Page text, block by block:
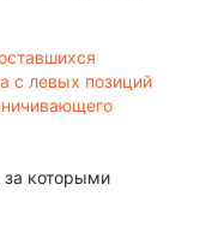
с левых позиций
за которыми